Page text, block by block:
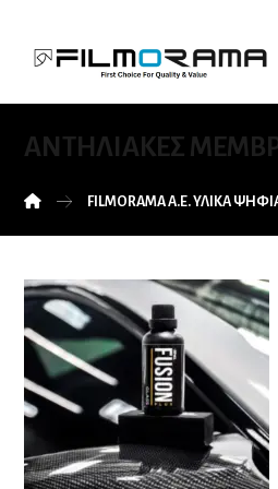
ΑΝΤΗΛΙΑΚΈΣ
FILMORAMA Α.Ε. ΥΛΙΚΑ